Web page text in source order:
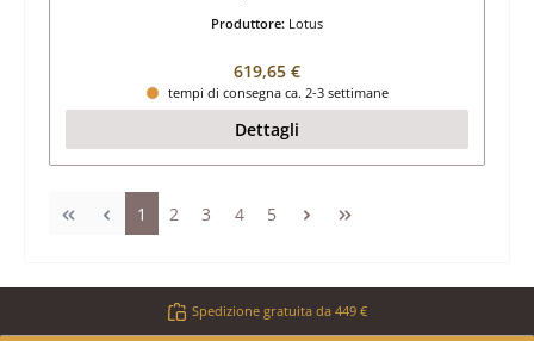
Produttore: Lotus
Prezzo normale:
619,65 €
tempi di consegna ca. 2-3 settimane
Dettagli
Pagina
1 Pagina
2 Pagina
3 Pagina
4 Pagina
5
Spedizione gratuita da 449 €